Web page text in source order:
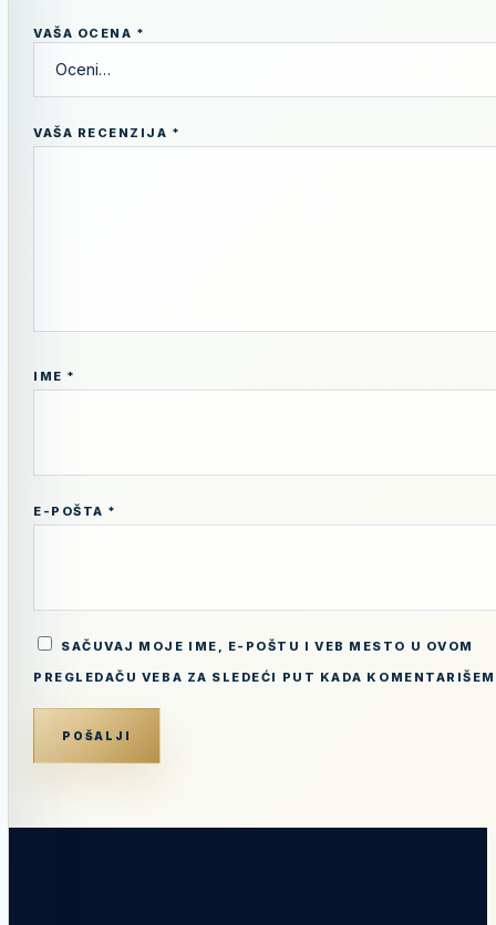
VAŠA OCENA *
VAŠA RECENZIJA *
IME *
E-POŠTA *
SAČUVAJ MOJE IME, E-POŠTU I VEB MESTO U OVOM
PREGLEDAČU VEBA ZA SLEDEĆI PUT KADA